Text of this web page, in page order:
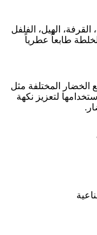
الهيل، الفلفل
طابعاً عطرياً
الخضار المختلفة مثل
لتعزيز نكهة